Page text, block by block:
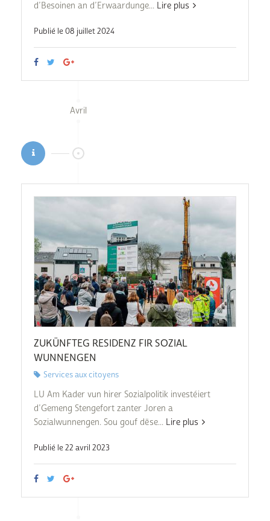
d’Besoinen an d’Erwaardunge... Lire plus
Publié le 08 juillet 2024
Avril
ZUKÜNFTEG RESIDENZ FIR SOZIAL
WUNNENGEN
Services aux citoyens
LU Am Kader vun hirer Sozialpolitik investéiert
d’Gemeng Stengefort zanter Joren a
Sozialwunnengen. Sou gouf dëse... Lire plus
Publié le 22 avril 2023